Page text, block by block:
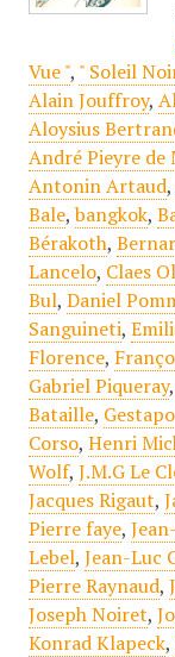
Vue ", " Soleil
Alain Jouffroy,
Aloysius
André Pieyre de
Antonin Artaud,
Bale,bangkok,
Bérakoth,
Lancelo, Claes
Bul, Daniel
Sanguineti,
Florence,
Gabriel Piqueray,
Bataille,
Corso, Henri
Wolf, J.M.G Le
Jacques Rigaut,
Pierre faye,
Lebel, Jean-Luc
Pierre Raynaud,
Joseph Noiret,
Konrad Klapeck,